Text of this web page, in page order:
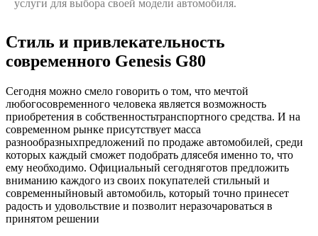
услуги для выбора своей модели автомобиля.
Стиль и привлекательность
современного Genesis G80
Сегодня можно смело говорить о том, что мечтой
любогосовременного человека является возможность
приобретения в собственностьтранспортного средства. И на
современном рынке присутствует масса
разнообразныхпредложений по продаже автомобилей, среди
которых каждый сможет подобрать длясебя именно то, что
ему необходимо. Официальный сегодняготов предложить
вниманию каждого из своих покупателей стильный и
современныйновый автомобиль, который точно принесет
радость и удовольствие и позволит неразочароваться в
принятом решении